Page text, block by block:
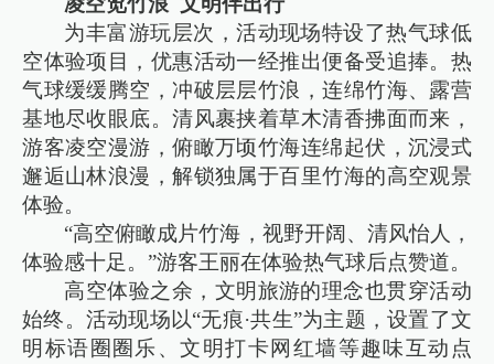
为丰富游玩层次，活动现场特设了热气球低
空体验项目，优惠活动一经推出便备受追捧。热
气球缓缓腾空，冲破层层竹浪，连绵竹海、露营
基地尽收眼底。清风裹挟着草木清香拂面而来，
游客凌空漫游，俯瞰万顷竹海连绵起伏，沉浸式
邂逅山林浪漫，解锁独属于百里竹海的高空观景
体验。
“高空俯瞰成片竹海，视野开阔、清风怡人，
体验感十足。”游客王丽在体验热气球后点赞道。
高空体验之余，文明旅游的理念也贯穿活动
始终。活动现场以“无痕·共生”为主题，设置了文
明标语圈圈乐、文明打卡网红墙等趣味互动点